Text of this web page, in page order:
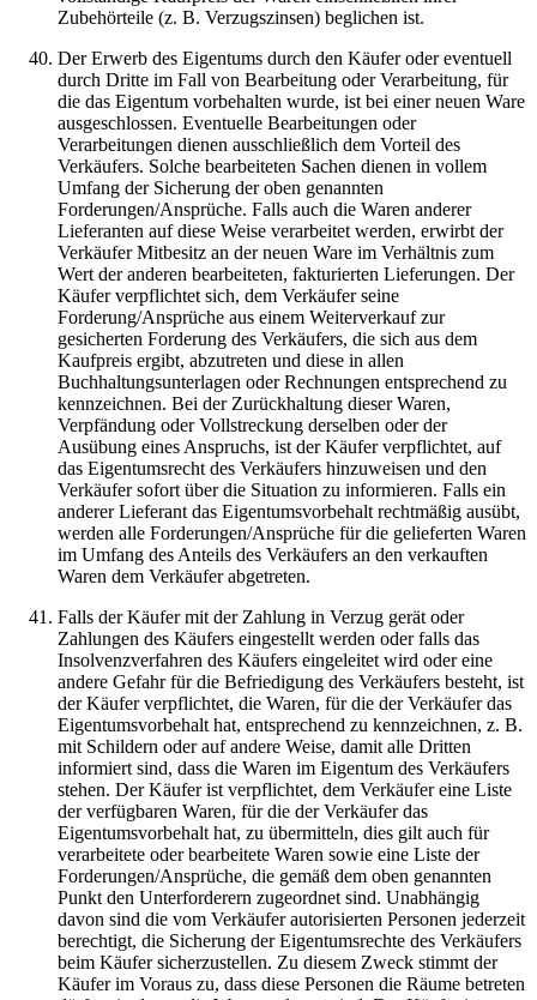
Zubehörteile (z. B. Verzugszinsen) beglichen ist.
Der Erwerb des Eigentums durch den Käufer oder eventuell
durch Dritte im Fall von Bearbeitung oder Verarbeitung, für
die das Eigentum vorbehalten wurde, ist bei einer neuen Ware
ausgeschlossen. Eventuelle Bearbeitungen oder
Verarbeitungen dienen ausschließlich dem Vorteil des
Verkäufers. Solche bearbeiteten Sachen dienen in vollem
Umfang der Sicherung der oben genannten
Forderungen/Ansprüche. Falls auch die Waren anderer
Lieferanten auf diese Weise verarbeitet werden, erwirbt der
Verkäufer Mitbesitz an der neuen Ware im Verhältnis zum
Wert der anderen bearbeiteten, fakturierten Lieferungen. Der
Käufer verpflichtet sich, dem Verkäufer seine
Forderung/Ansprüche aus einem Weiterverkauf zur
gesicherten Forderung des Verkäufers, die sich aus dem
Kaufpreis ergibt, abzutreten und diese in allen
Buchhaltungsunterlagen oder Rechnungen entsprechend zu
kennzeichnen. Bei der Zurückhaltung dieser Waren,
Verpfändung oder Vollstreckung derselben oder der
Ausübung eines Anspruchs, ist der Käufer verpflichtet, auf
das Eigentumsrecht des Verkäufers hinzuweisen und den
Verkäufer sofort über die Situation zu informieren. Falls ein
anderer Lieferant das Eigentumsvorbehalt rechtmäßig ausübt,
werden alle Forderungen/Ansprüche für die gelieferten Waren
im Umfang des Anteils des Verkäufers an den verkauften
Waren dem Verkäufer abgetreten.
Falls der Käufer mit der Zahlung in Verzug gerät oder
Zahlungen des Käufers eingestellt werden oder falls das
Insolvenzverfahren des Käufers eingeleitet wird oder eine
andere Gefahr für die Befriedigung des Verkäufers besteht, ist
der Käufer verpflichtet, die Waren, für die der Verkäufer das
Eigentumsvorbehalt hat, entsprechend zu kennzeichnen, z. B.
mit Schildern oder auf andere Weise, damit alle Dritten
informiert sind, dass die Waren im Eigentum des Verkäufers
stehen. Der Käufer ist verpflichtet, dem Verkäufer eine Liste
der verfügbaren Waren, für die der Verkäufer das
Eigentumsvorbehalt hat, zu übermitteln, dies gilt auch für
verarbeitete oder bearbeitete Waren sowie eine Liste der
Forderungen/Ansprüche, die gemäß dem oben genannten
Punkt den Unterforderern zugeordnet sind. Unabhängig
davon sind die vom Verkäufer autorisierten Personen jederzeit
berechtigt, die Sicherung der Eigentumsrechte des Verkäufers
beim Käufer sicherzustellen. Zu diesem Zweck stimmt der
Käufer im Voraus zu, dass diese Personen die Räume betreten